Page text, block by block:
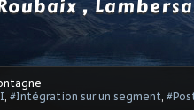
,
#Intégration sur un segment